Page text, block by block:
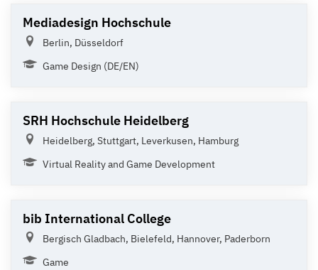
Mediadesign Hochschule
Berlin, Düsseldorf
Game Design (DE/EN)
SRH Hochschule Heidelberg
Heidelberg, Stuttgart, Leverkusen, Hamburg
Virtual Reality and Game Development
bib International College
Bergisch Gladbach, Bielefeld, Hannover, Paderborn
Game